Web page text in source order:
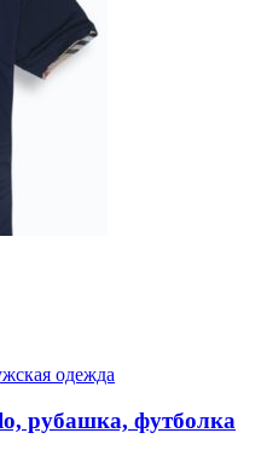
одежда
рубашка, футболка